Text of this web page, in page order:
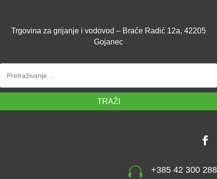
Trgovina za grijanje i vodovod – Braće Radić 12a, 42205
Gojanec
TRAŽI
 +385 42 300 288